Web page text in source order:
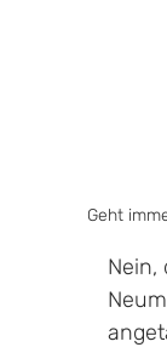
Geht
Nein,